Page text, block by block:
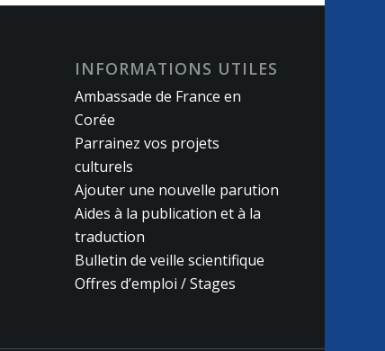
INFORMATIONS UTILES
Ambassade de France en
Corée
Parrainez vos projets
culturels
Ajouter une nouvelle parution
Aides à la publication et à la
traduction
Bulletin de veille scientifique
Offres d’emploi / Stages